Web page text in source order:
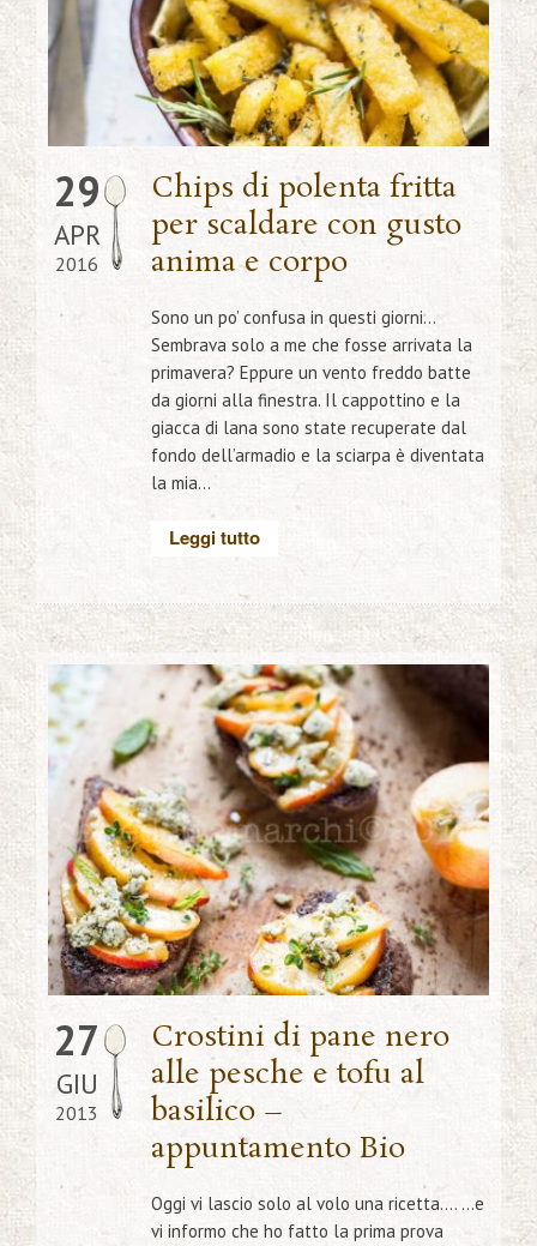
29
APR
2016
Chips di polenta fritta
per scaldare con gusto
anima e corpo
Sono un po’ confusa in questi giorni…
Sembrava solo a me che fosse arrivata la
primavera? Eppure un vento freddo batte
da giorni alla finestra. Il cappottino e la
giacca di lana sono state recuperate dal
fondo dell’armadio e la sciarpa è diventata
la mia...
Leggi tutto
27
GIU
2013
Crostini di pane nero
alle pesche e tofu al
basilico –
appuntamento Bio
Oggi vi lascio solo al volo una ricetta…. …e
vi informo che ho fatto la prima prova